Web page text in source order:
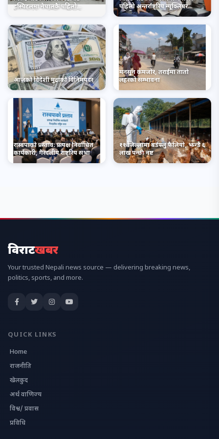
हस्पिटलमा नेपालकै पहिलो
सम्मेलन सम्पन्न
पहिलो अन्तर्राष्ट्रिय न्यूक्लियर
मेडिसिन सम्मेलन सम्पन्न
आजको विदेशी मुद्राको विनिमयदर
मनसुन कमजोर, तराईमा तातो
लहरको सम्भावना
रास्वपाको प्रस्ताव: प्रत्यक्ष निर्वाचित
कार्यकारी, गैरदलीय राष्ट्रिय सभा
११ जिल्लामा बर्डफ्लु फैलियो, झन्डै ६
लाख पन्छी नष्ट
विराटखबर
Your trusted Nepali news source — delivering breaking news,
politics, sports, and more.
QUICK LINKS
Home
राजनीति
खेलकुद
अर्थ वाणिज्य
विश्व/ प्रवास
प्रविधि